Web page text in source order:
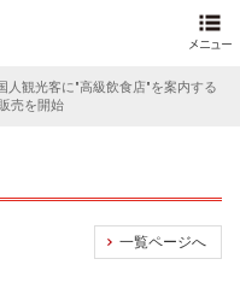
人観光客に"高級飲食店"を案内する
売を開始
一覧ページへ